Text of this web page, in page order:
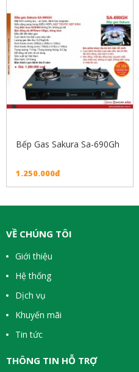
Bếp Gas Sakura Sa-690Gh
1.250.000đ
VỀ CHÚNG TÔI
Giới thiệu
Hệ thống
Dịch vụ
Khuyến mãi
Tin tức
THÔNG TIN HỖ TRỢ